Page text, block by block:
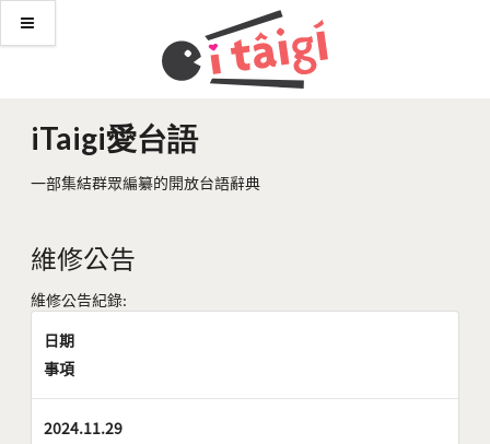
iTaigi愛台語
一部集結群眾編纂的開放台語辭典
維修公告
維修公告紀錄:
日期
事項
2024.11.29